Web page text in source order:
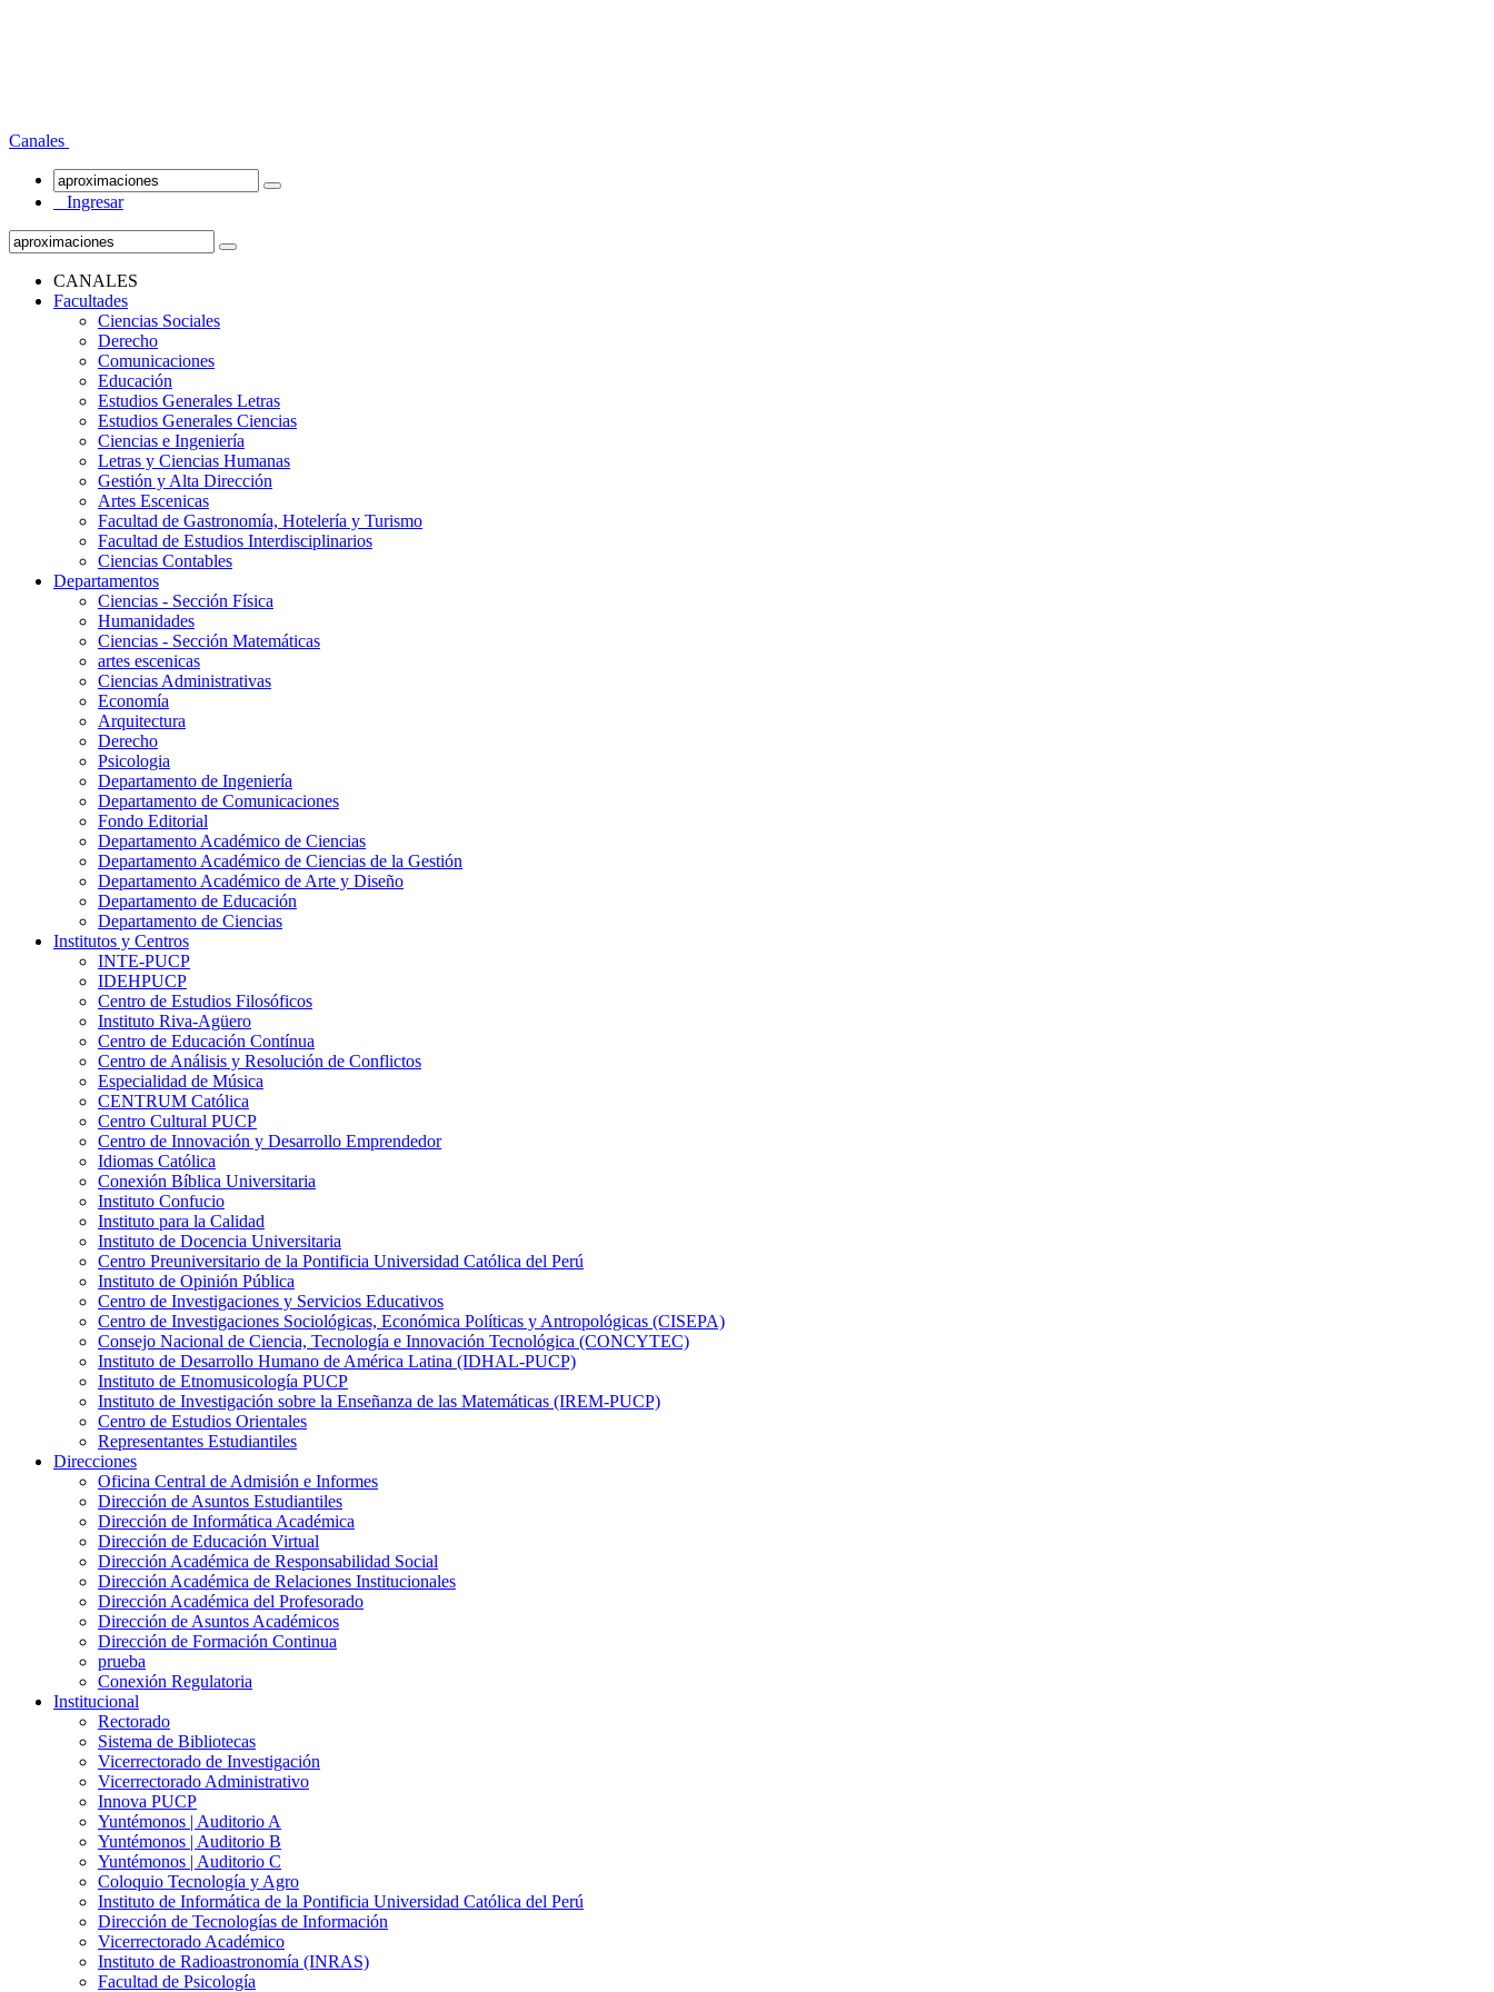
Canales
Ingresar
CANALES
Facultades
Ciencias Sociales
Derecho
Comunicaciones
Educación
Estudios Generales Letras
Estudios Generales Ciencias
Ciencias e Ingeniería
Letras y Ciencias Humanas
Gestión y Alta Dirección
Artes Escenicas
Facultad de Gastronomía, Hotelería y Turismo
Facultad de Estudios Interdisciplinarios
Ciencias Contables
Departamentos
Ciencias - Sección Física
Humanidades
Ciencias - Sección Matemáticas
artes escenicas
Ciencias Administrativas
Economía
Arquitectura
Derecho
Psicologia
Departamento de Ingeniería
Departamento de Comunicaciones
Fondo Editorial
Departamento Académico de Ciencias
Departamento Académico de Ciencias de la Gestión
Departamento Académico de Arte y Diseño
Departamento de Educación
Departamento de Ciencias
Institutos y Centros
INTE-PUCP
IDEHPUCP
Centro de Estudios Filosóficos
Instituto Riva-Agüero
Centro de Educación Contínua
Centro de Análisis y Resolución de Conflictos
Especialidad de Música
CENTRUM Católica
Centro Cultural PUCP
Centro de Innovación y Desarrollo Emprendedor
Idiomas Católica
Conexión Bíblica Universitaria
Instituto Confucio
Instituto para la Calidad
Instituto de Docencia Universitaria
Centro Preuniversitario de la Pontificia Universidad Católica del Perú
Instituto de Opinión Pública
Centro de Investigaciones y Servicios Educativos
Centro de Investigaciones Sociológicas, Económica Políticas y Antropológicas (CISEPA)
Consejo Nacional de Ciencia, Tecnología e Innovación Tecnológica (CONCYTEC)
Instituto de Desarrollo Humano de América Latina (IDHAL-PUCP)
Instituto de Etnomusicología PUCP
Instituto de Investigación sobre la Enseñanza de las Matemáticas (IREM-PUCP)
Centro de Estudios Orientales
Representantes Estudiantiles
Direcciones
Oficina Central de Admisión e Informes
Dirección de Asuntos Estudiantiles
Dirección de Informática Académica
Dirección de Educación Virtual
Dirección Académica de Responsabilidad Social
Dirección Académica de Relaciones Institucionales
Dirección Académica del Profesorado
Dirección de Asuntos Académicos
Dirección de Formación Continua
prueba
Conexión Regulatoria
Institucional
Rectorado
Sistema de Bibliotecas
Vicerrectorado de Investigación
Vicerrectorado Administrativo
Innova PUCP
Yuntémonos | Auditorio A
Yuntémonos | Auditorio B
Yuntémonos | Auditorio C
Coloquio Tecnología y Agro
Instituto de Informática de la Pontificia Universidad Católica del Perú
Dirección de Tecnologías de Información
Vicerrectorado Académico
Instituto de Radioastronomía (INRAS)
Facultad de Psicología